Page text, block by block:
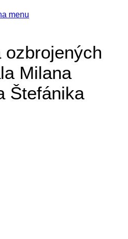
menu
ozbrojených
Milana
Štefánika